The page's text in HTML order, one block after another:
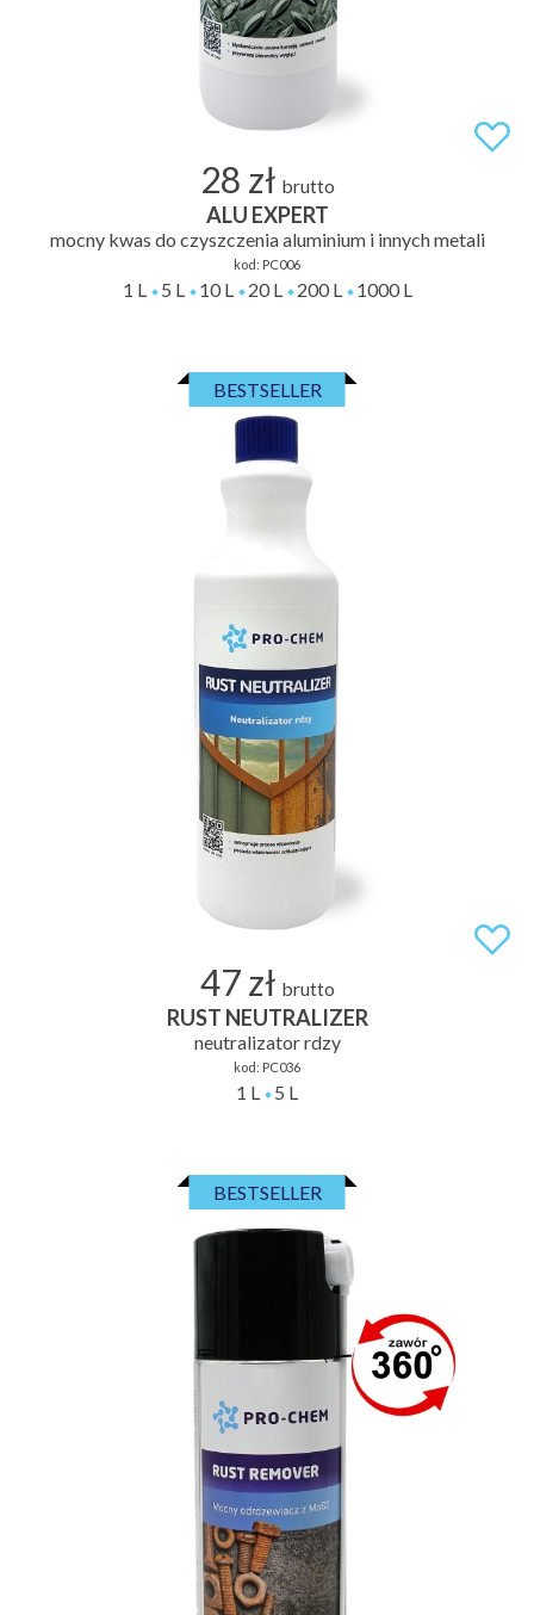
28 zł brutto
ALU EXPERT
mocny kwas do czyszczenia aluminium i innych metali
kod: PC006
1 L 5 L 10 L 20 L 200 L 1000 L
BESTSELLER
47 zł brutto
RUST NEUTRALIZER
neutralizator rdzy
kod: PC036
1 L 5 L
BESTSELLER